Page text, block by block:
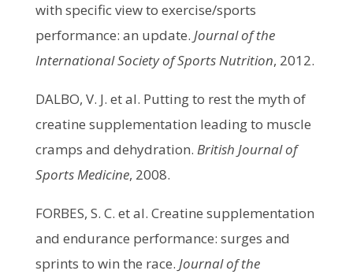
with specific view to exercise/sports
performance: an update. Journal of the
International Society of Sports Nutrition, 2012.
DALBO, V. J. et al. Putting to rest the myth of
creatine supplementation leading to muscle
cramps and dehydration. British Journal of
Sports Medicine, 2008.
FORBES, S. C. et al. Creatine supplementation
and endurance performance: surges and
sprints to win the race. Journal of the